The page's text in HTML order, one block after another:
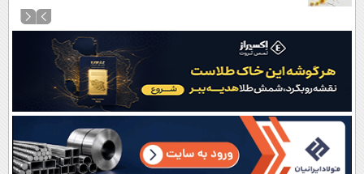
کردن
آرشیو
نظرسنجی
آب و هوا
اوقات شرعی
سواد زندگی